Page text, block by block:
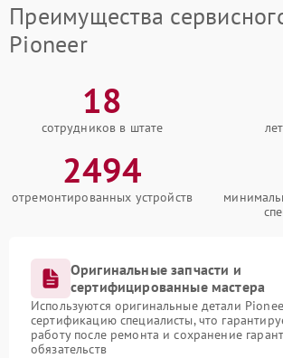
Преимущества
Pioneer
18
сотрудников в штате
2494
отремонтированных устройств
Оригинальные запчасти и
сертифицированные мастера
Используются оригинальные детали
сертификацию специалисты, что
работу после ремонта и сохранение
обязательств